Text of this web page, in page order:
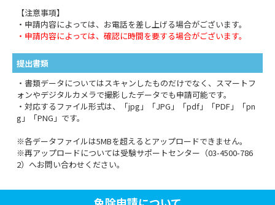
【注意事項】
・申請内容によっては、お電話を差し上げる場合がございます。
・申請内容によっては、確認に時間を要する場合がございます。
提出書類
・書類データについてはスキャンしたものだけでなく、スマートフ
ォンやデジタルカメラで撮影したデータでも申請可能です。
・対応するファイル形式は、「jpg」「JPG」「pdf」「PDF」「pn
g」「PNG」です。
※各データファイルは5MBを超えるとアップロードできません。
※再アップロードについては受験サポートセンター（03-4500-786
2）へお問い合わせください。